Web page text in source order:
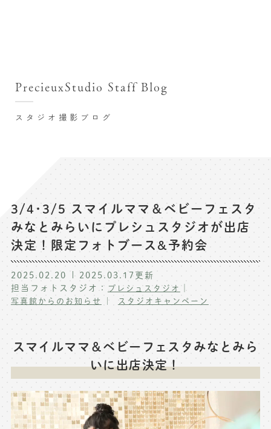
七五三お参り用着物レンタル
お宮参り写真撮影
ハーフバースデー撮影
卒業袴･卒業写真撮影
入園入学･卒園卒業記念撮影
ハーフ成人式･10歳の祝い記念撮影
家族写真･記念写真撮影
ペット写真撮影
フレンド記念撮影
フォトウェディング
記念撮影コラム
写真商品一覧
出張撮影(鎌倉)
無料会員登録
スタジオ撮影ブログ
PrecieuxStudio Staff Blog
3/4･3/5 スマイルママ＆ベビーフェスタ
みなとみらいにプレシュスタジオが出店
決定！限定フォトブース&予約会
2025.02.20 2025.03.17 更新
担当フォトスタジオ： プレシュスタジオ ｜
写真館からのお知らせ スタジオキャンペーン
スマイルママ＆ベビーフェスタみなとみら
いに出店決定！